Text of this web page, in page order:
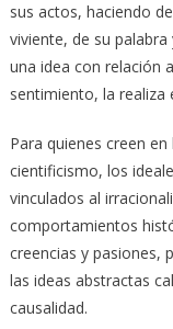
sus actos, haciendo
viviente, de su
una idea con relación
sentimiento, la realiza
Para quienes creen
cientificismo, los
vinculados al
comportamientos
creencias y pasiones,
las ideas abstractas
causalidad.